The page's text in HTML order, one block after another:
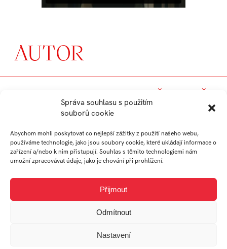
Správa souhlasu s použitím
souborů cookie
Abychom mohli poskytovat co nejlepší zážitky z použití našeho webu,
používáme technologie, jako jsou soubory cookie, které ukládají informace o
zařízení a/nebo k nim přistupují. Souhlas s těmito technologiemi nám
umožní zpracovávat údaje, jako je chování při prohlížení.
Přijmout
Odmítnout
Nastavení
AUTOR
NIKOLA
MINÁŘOVÁ
absolvent
Ateliér
Audiovizuální
tvorba
MICHAL
KUTHAN
absolvent
Ateliér
Audiovizuální
tvorba
VOJTĚCH
absolvent
Ateliér
Audiovizuální
tvorba
MATĚJ
absolvent
Ateliér
tvorba
SVOBODAKUBÍČEK